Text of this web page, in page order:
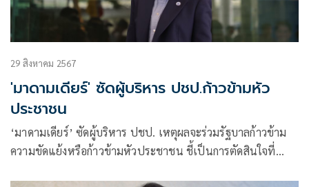
29 สิงหาคม 2567
'มาดามเดียร์' ซัดผู้บริหาร ปชป.ก้าวข้ามหัว
ประชาชน
‘มาดามเดียร์’ ซัดผู้บริหาร ปชป. เหตุผลจะร่วมรัฐบาลก้าวข้าม
ความขัดแย้งหรือก้าวข้ามหัวประชาชน ชี้เป็นการตัดสินใจที่